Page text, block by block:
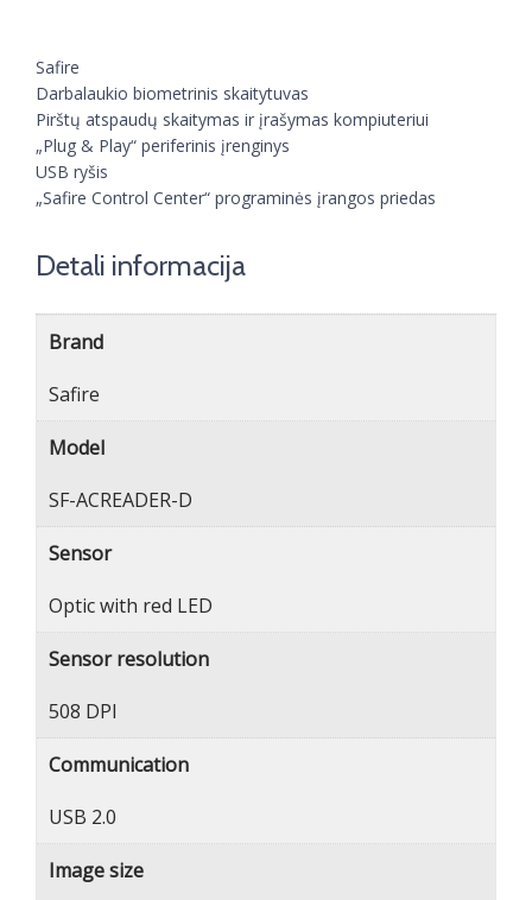
Safire
Darbalaukio biometrinis skaitytuvas
Pirštų atspaudų skaitymas ir įrašymas kompiuteriui
„Plug & Play“ periferinis įrenginys
USB ryšis
„Safire Control Center“ programinės įrangos priedas
Detali informacija
Brand
Safire
Model
SF-ACREADER-D
Sensor
Optic with red LED
Sensor resolution
508 DPI
Communication
USB 2.0
Image size